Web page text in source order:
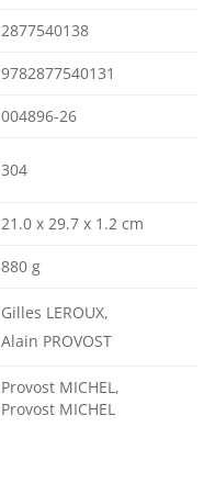
2877540138
9782877540131
004896-26
304
21.0 x 29.7 x 1.2 cm
880 g
Gilles LEROUX,
Alain PROVOST
Provost MICHEL,
Provost MICHEL